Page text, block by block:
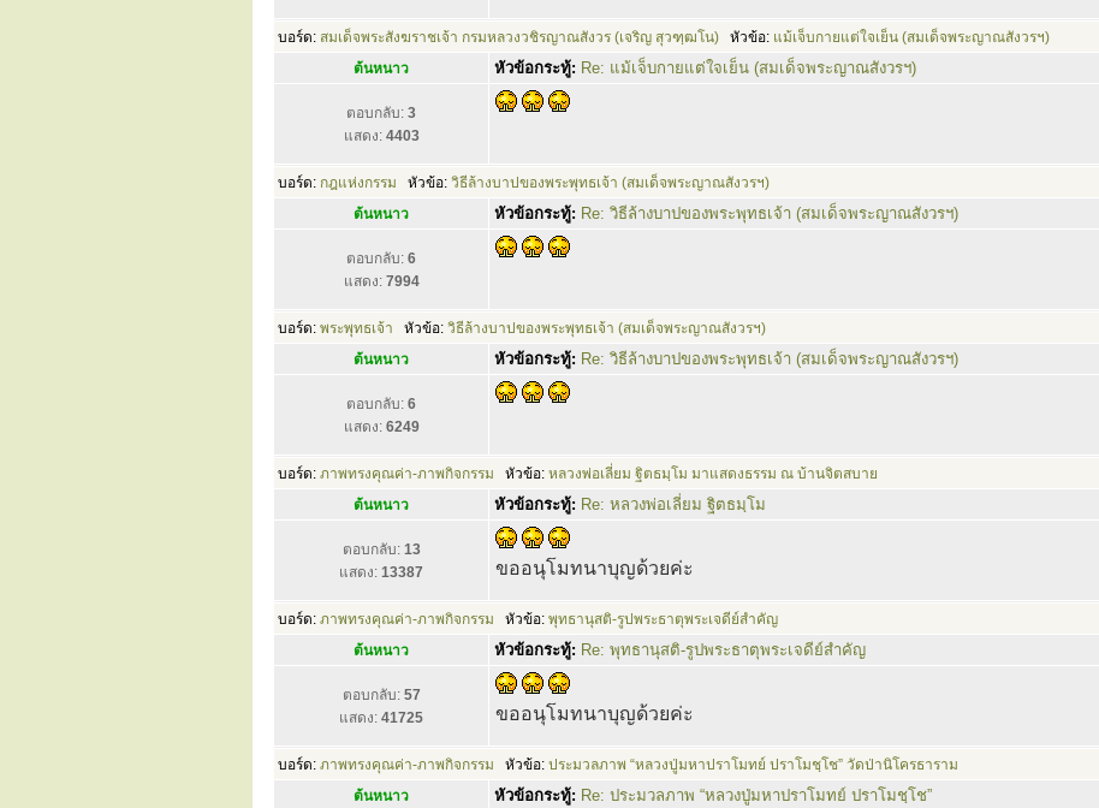
บอร์ด: สมเด็จพระสังฆราชเจ้า กรมหลวงวชิรญาณสังวร (เจริญ สุวฑฺฒโน) หัวข้อ: แม้เจ็บกายแต่ใจเย็น (สมเด็จพระญาณสังวรฯ)
ต้นหนาว
หัวข้อกระทู้: Re: แม้เจ็บกายแต่ใจเย็น (สมเด็จพระญาณสังวรฯ)
ตอบกลับ: 3
แสดง: 4403
บอร์ด: กฎแห่งกรรม หัวข้อ: วิธีล้างบาปของพระพุทธเจ้า (สมเด็จพระญาณสังวรฯ)
ต้นหนาว
หัวข้อกระทู้: Re: วิธีล้างบาปของพระพุทธเจ้า (สมเด็จพระญาณสังวรฯ)
ตอบกลับ: 6
แสดง: 7994
บอร์ด: พระพุทธเจ้า หัวข้อ: วิธีล้างบาปของพระพุทธเจ้า (สมเด็จพระญาณสังวรฯ)
ต้นหนาว
หัวข้อกระทู้: Re: วิธีล้างบาปของพระพุทธเจ้า (สมเด็จพระญาณสังวรฯ)
ตอบกลับ: 6
แสดง: 6249
บอร์ด: ภาพทรงคุณค่า-ภาพกิจกรรม หัวข้อ: หลวงพ่อเลี่ยม ฐิตธมฺโม มาแสดงธรรม ณ บ้านจิตสบาย
ต้นหนาว
หัวข้อกระทู้: Re: หลวงพ่อเลี่ยม ฐิตธมฺโม
ตอบกลับ: 13
แสดง: 13387 ขออนุโมทนาบุญด้วยค่ะ
บอร์ด: ภาพทรงคุณค่า-ภาพกิจกรรม หัวข้อ: พุทธานุสติ-รูปพระธาตุพระเจดีย์สำคัญ
ต้นหนาว
หัวข้อกระทู้: Re: พุทธานุสติ-รูปพระธาตุพระเจดีย์สำคัญ
ตอบกลับ: 57
แสดง: 41725 ขออนุโมทนาบุญด้วยค่ะ
บอร์ด: ภาพทรงคุณค่า-ภาพกิจกรรม หัวข้อ: ประมวลภาพ “หลวงปู่มหาปราโมทย์ ปราโมชฺโช” วัดป่านิโครธาราม
ต้นหนาว
หัวข้อกระทู้: Re: ประมวลภาพ “หลวงปู่มหาปราโมทย์ ปราโมชฺโช”